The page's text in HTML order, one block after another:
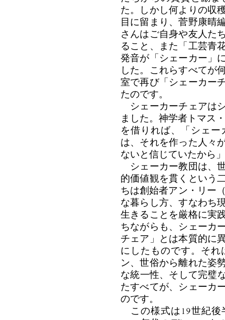
た。しかし何よりの収
目に留まり、菅野康晴
さんはご自身や友人た
ること、また「工芸青
発音が「シェーカー」
した。これらすべてが
室で再び「シェーカー
たのです。
シェーカーチェアは
ました。神学者トマス
を借りれば、「シェ
は、それを作った人々
ないと信じていたから
シェーカー教団は、
的価値観を貫くという
ちは創始者アン・リー
な暮らし方、すなわち
生きることを厳格に実
ちながらも、シェーカ
チェア」とは本質的に
にしたものです。そ
ン、世俗から離れた姿
な統一性、そして完璧
たすべてが、シェーカ
のです。
この様式は19世紀後